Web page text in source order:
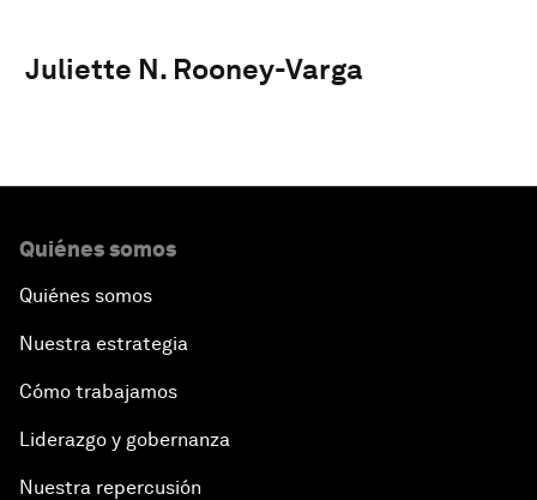
Juliette N. Rooney-Varga
Quiénes somos
Quiénes somos
Nuestra estrategia
Cómo trabajamos
Liderazgo y gobernanza
Nuestra repercusión